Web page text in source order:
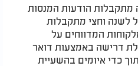
מתקבלות הודעות המנסות
לשנה וחצי מתקבלות
המדווחים על
דרישה באמצעות דואר
כדי איומים בהשעיית